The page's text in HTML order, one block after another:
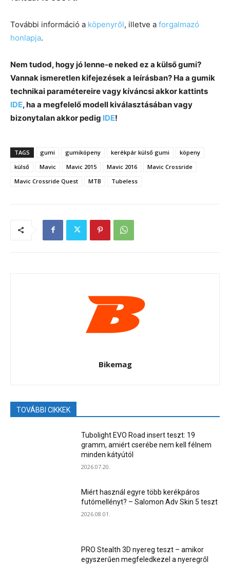
További információ a köpenyről, illetve a forgalmazó
honlapja.
Nem tudod, hogy jó lenne-e neked ez a külső gumi?
Vannak ismeretlen kifejezések a leírásban? Ha a gumik
technikai paramétereire vagy kíváncsi akkor kattints
IDE, ha a megfelelő modell kiválasztásában vagy
bizonytalan akkor pedig IDE!
TAGS gumi gumiköpeny kerékpár külső gumi
köpeny
külső
Mavic Mavic 2015 Mavic 2016
Mavic Crossride
Mavic Crossride Quest
MTB Tubeless
Bikemag
TOVÁBBI CIKKEK
Tubolight EVO Road insert teszt: 19
gramm, amiért cserébe nem kell félnem
minden kátyútól
2026.07.20.
Miért használ egyre több kerékpáros
futómellényt? – Salomon Adv Skin 5 teszt
2026.08.01.
PRO Stealth 3D nyereg teszt – amikor
egyszerűen megfeledkezel a nyeregről